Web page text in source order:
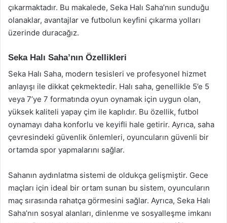
çıkarmaktadır. Bu makalede, Seka Halı Saha’nın sunduğu
olanaklar, avantajlar ve futbolun keyfini çıkarma yolları
üzerinde duracağız.
Seka Halı Saha’nın Özellikleri
Seka Halı Saha, modern tesisleri ve profesyonel hizmet
anlayışı ile dikkat çekmektedir. Halı saha, genellikle 5’e 5
veya 7’ye 7 formatında oyun oynamak için uygun olan,
yüksek kaliteli yapay çim ile kaplıdır. Bu özellik, futbol
oynamayı daha konforlu ve keyifli hale getirir. Ayrıca, saha
çevresindeki güvenlik önlemleri, oyuncuların güvenli bir
ortamda spor yapmalarını sağlar.
Sahanın aydınlatma sistemi de oldukça gelişmiştir. Gece
maçları için ideal bir ortam sunan bu sistem, oyuncuların
maç sırasında rahatça görmesini sağlar. Ayrıca, Seka Halı
Saha’nın sosyal alanları, dinlenme ve sosyalleşme imkanı